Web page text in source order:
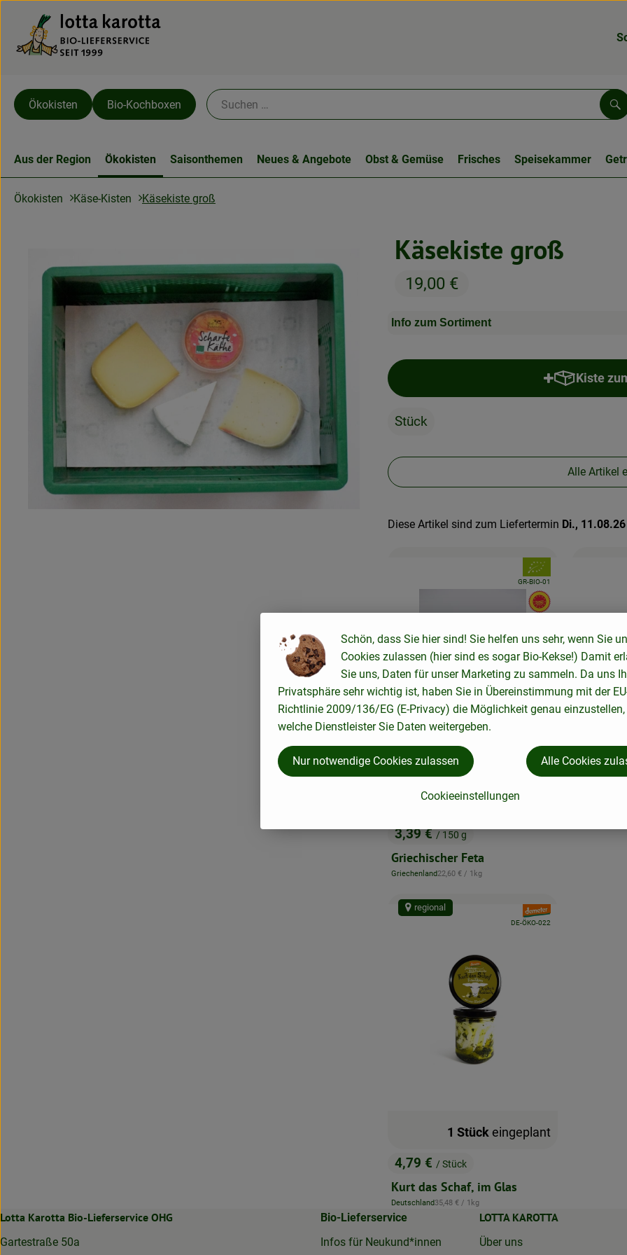
Ökokisten Bio-Kochboxen
Aus der Region Ökokisten Saisonthemen Neues & Angebote Obst & Gemüse Frisches Speisekammer
Ökokisten Käse-Kisten Käsekiste groß
Käsekiste groß
19,00 €
Info zum Sortiment
Kiste
Stück
Alle Artikel
Diese Artikel sind zum Liefertermin Di., 11.08.26
, Preis:
3,39 €/ 150 g
Griechischer Feta
, Herkunft:
Griechenland, Referenzpreis:
22,60 € / 1kg
1 x 150 geingeplant
, Verband:
, Kontrollstelle:
GR-BIO-01
, EU Herkunft:
ca.
, Preis:
4,79 € / Stück
Kurt das Schaf, im Glas
, Herkunft:
Deutschland, Referenzpreis:
35,48 € / 1kg
1 Stück eingeplant
, Verband:
, Kontrollstelle:
DE-ÖKO-022
regional
Lotta Karotta Bio-Lieferservice OHG
Gartestraße 50a
Bio-Lieferservice
Infos für Neukund*innen
LOTTA KAROTTA
Über uns
Schön, dass Sie hier sind! Sie helfen uns sehr, wenn Sie
Cookies zulassen (hier sind es sogar Bio-Kekse!) Damit
Sie uns, Daten für unser Marketing zu sammeln. Da uns
Privatsphäre sehr wichtig ist, haben Sie in Übereinstimmung mit der
Richtlinie 2009/136/EG (E-Privacy) die Möglichkeit genau einzustellen,
welche Dienstleister Sie Daten weitergeben.
Cookieeinstellungen
Nur notwendige Cookies zulassen Alle Cookies